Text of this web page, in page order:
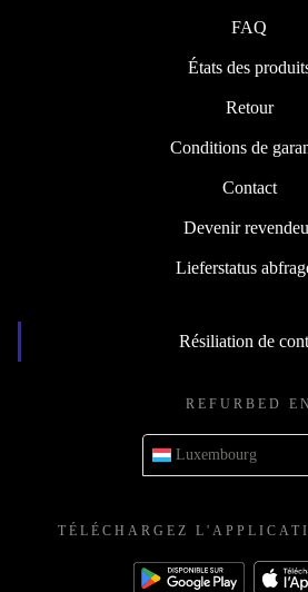
FAQ
États des
Retour
Conditions de
Contact
Devenir
Lieferstatus
Résiliation de
REFURBED EN
Luxembourg
TÉLÉCHARGEZ